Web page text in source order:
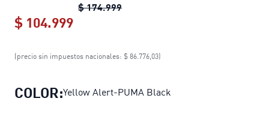
$ 174.999Zapatillas de running Velocity
$ 104.999
Zapatillas de running Velocity
(precio sin impuestos nacionales: $ 86.776,03)
COLOR:Yellow Alert-PUMA Black